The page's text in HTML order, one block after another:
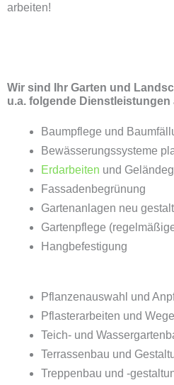
arbeiten!
Wir sind Ihr Garten und
u.a. folgende Dienstleistungen
Baumpflege und
Bewässerungssysteme
Erdarbeiten und
Fassadenbegrünung
Gartenanlagen neu
Gartenpflege
Hangbefestigung
Pflanzenauswahl und
Pflasterarbeiten und
Teich- und
Terrassenbau und
Treppenbau und -